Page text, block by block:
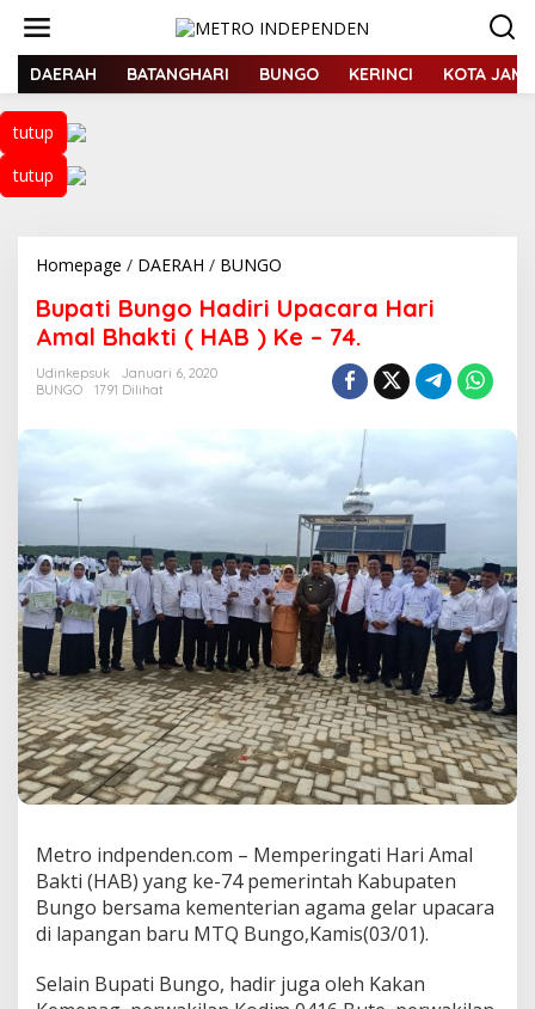
t
i
e
o
DAERAH BATANGHARI BUNGO KERINCI KOTA
tutup
tutup
Homepage / DAERAH / BUNGO
p
a
t
o
i
r
i
U
a
c
a
r
a
H
a
i
A
m
a
l
B
h
a
Bupati Bungo Hadiri Upacara Hari
Amal Bhakti ( HAB ) Ke – 74.
Udinkepsuk
Januari 6, 2020
BUNGO
1791 Dilihat
Metro indpenden.com – Memperingati Hari Amal
Bakti (HAB) yang ke-74 pemerintah Kabupaten
Bungo bersama kementerian agama gelar upacara
di lapangan baru MTQ Bungo,Kamis(03/01).
Selain Bupati Bungo, hadir juga oleh Kakan